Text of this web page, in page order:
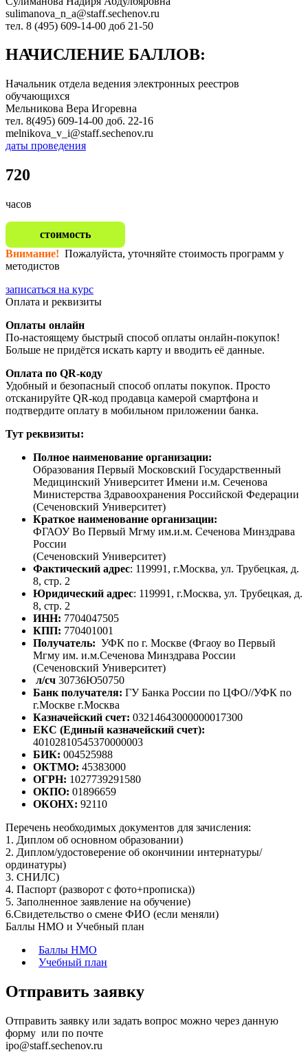
sulimanova_n_a@staff.sechenov.ru
тел. 8 (495) 609-14-00 доб 21-50
НАЧИСЛЕНИЕ БАЛЛОВ:
Hачальник отдела ведения электронных реестров
обучающихся
Мельникова Вера Игоревна
тел. 8(495) 609-14-00 доб. 22-16
melnikova_v_i@staff.sechenov.ru
даты проведения
720
часов
стоимость
Внимание! Пожалуйста, уточняйте стоимость программ у
методистов
записаться на курс
Оплата и реквизиты
Оплаты онлайн
По-настоящему быстрый способ оплаты онлайн-покупок!
Больше не придётся искать карту и вводить её данные.
Оплата по QR-коду
Удобный и безопасный способ оплаты покупок. Просто
отсканируйте QR-код продавца камерой смартфона и
подтвердите оплату в мобильном приложении банка.
Тут реквизиты:
Полное наименование организации:
Образования Первый Московский Государственный
Медицинский Университет Имени и.м. Сеченова
Министерства Здравоохранения Российской Федерации
(Сеченовский Университет)
Краткое наименование организации:
ФГАОУ Во Первый Мгму им.и.м. Сеченова Минздрава
России
(Сеченовский Университет)
Фактический адрес: 119991, г.Москва, ул. Трубецкая, д.
8, стр. 2
Юридический адрес: 119991, г.Москва, ул. Трубецкая, д.
8, стр. 2
ИНН: 7704047505
КПП: 770401001
Получатель: УФК по г. Москве (Фгаоу во Первый
Мгму им. и.м.Сеченова Минздрава России
(Сеченовский Университет)
л/сч 30736Ю50750
Банк получателя: ГУ Банка России по ЦФО//УФК по
г.Москве г.Москва
Казначейский счет: 03214643000000017300
ЕКС (Единый казначейский счет):
40102810545370000003
БИК: 004525988
ОКТМО: 45383000
ОГРН: 1027739291580
ОКПО: 01896659
ОКОНХ: 92110
Перечень необходимых документов для зачисления:
1. Диплом об основном образовании)
2. Диплом/удостоверение об окончинии интернатуры/
ординатуры)
3. СНИЛС)
4. Паспорт (разворот с фото+прописка))
5. Заполненное заявление на обучение)
6.Свидетельство о смене ФИО (если меняли)
Баллы НМО и Учебный план
Баллы НМО
Учебный план
Отправить заявку
Отправить заявку или задать вопрос можно через данную
форму или по почте
ipo@staff.sechenov.ru